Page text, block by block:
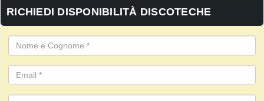
RICHIEDI DISPONIBILITÀ DISCOTECHE